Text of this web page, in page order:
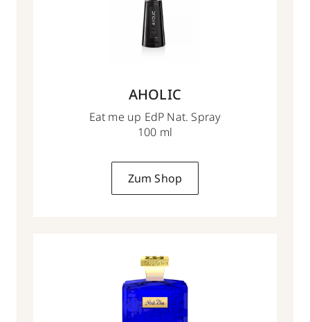
AHOLIC
Eat me up EdP Nat. Spray
100 ml
Zum Shop